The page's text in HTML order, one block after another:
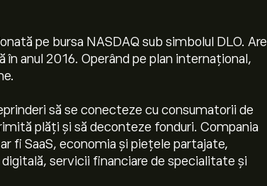
pe bursa NASDAQ sub simbolul DLO. Are
anul 2016. Operând pe plan internațional,
să se conecteze cu consumatorii de
plăți și să deconteze fonduri. Compania
fi SaaS, economia și piețele partajate,
servicii financiare de specialitate și